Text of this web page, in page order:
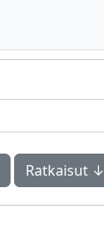
Ratkaisut ↓